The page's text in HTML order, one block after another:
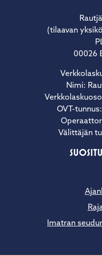
(tilaavan
00026
Nimi:
OVT-
Välittäjän
Imatran